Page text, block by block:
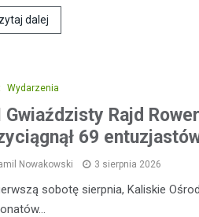
dalej
Wydarzenia
Gwiaździsty Rajd
69
Nowakowski 3 sierpnia 2026
sobotę sierpnia, Kaliskie